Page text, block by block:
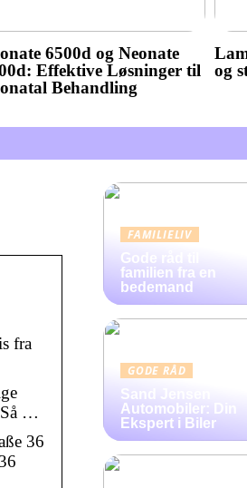
6500d og Neonate
Effektive Løsninger til
Behandling
og
fra
Så …
36
FAMILIELIV
Gode råd til
familien fra en
bedemand
GODE RÅD
Sand Jensen
Automobiler: Din
Ekspert i Biler